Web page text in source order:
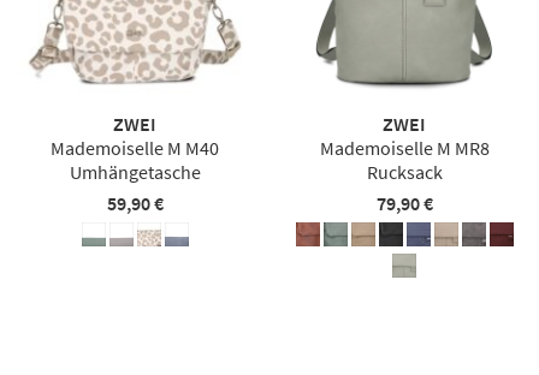
ZWEI
Mademoiselle M M40
Umhängetasche
59,90 €
ZWEI
Mademoiselle M MR8
Rucksack
79,90 €